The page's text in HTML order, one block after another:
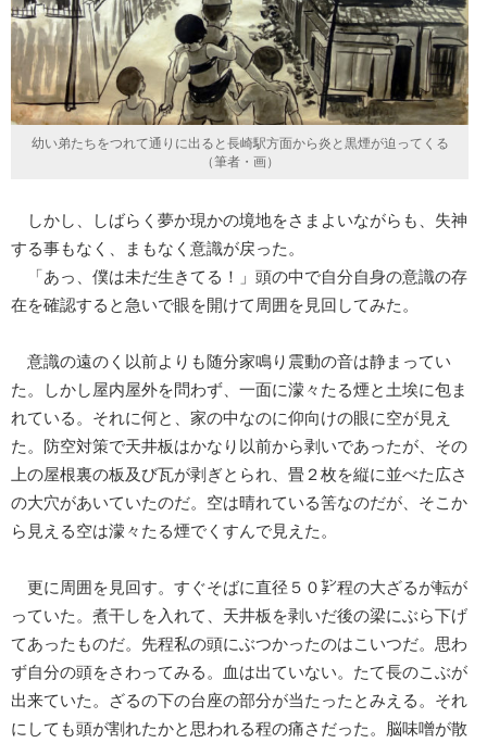
幼い弟たちをつれて通りに出ると長崎駅方面から炎と黒煙が迫ってくる
（筆者・画）
しかし、しばらく夢か現かの境地をさまよいながらも、失神
する事もなく、まもなく意識が戻った。
「あっ、僕は未だ生きてる！」頭の中で自分自身の意識の存
在を確認すると急いで眼を開けて周囲を見回してみた。
意識の遠のく以前よりも随分家鳴り震動の音は静まってい
た。しかし屋内屋外を問わず、一面に濛々たる煙と土埃に包ま
れている。それに何と、家の中なのに仰向けの眼に空が見え
た。防空対策で天井板はかなり以前から剥いであったが、その
上の屋根裏の板及び瓦が剥ぎとられ、畳２枚を縦に並べた広さ
の大穴があいていたのだ。空は晴れている筈なのだが、そこか
ら見える空は濛々たる煙でくすんで見えた。
更に周囲を見回す。すぐそばに直径５０㌢程の大ざるが転が
っていた。煮干しを入れて、天井板を剥いだ後の梁にぶら下げ
てあったものだ。先程私の頭にぶつかったのはこいつだ。思わ
ず自分の頭をさわってみる。血は出ていない。たて長のこぶが
出来ていた。ざるの下の台座の部分が当たったとみえる。それ
にしても頭が割れたかと思われる程の痛さだった。脳味噌が散